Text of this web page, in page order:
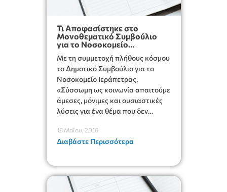
Τι Αποφασίστηκε στο
Μονοθεματικό Συμβούλιο
για το Νοσοκομείο
Με τη συμμετοχή πλήθους κόσμου
το Δημοτικό Συμβούλιο για το
Νοσοκομείο Ιεράπετρας.
«Σύσσωμη ως κοινωνία απαιτούμε
άμεσες, μόνιμες και ουσιαστικές
λύσεις για ένα θέμα που δεν
αγαθό»
18 Μαΐου, 2016
Διαβάστε Περισσότερα